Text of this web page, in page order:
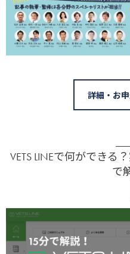
詳細・お
VETS LINEで何ができる
で